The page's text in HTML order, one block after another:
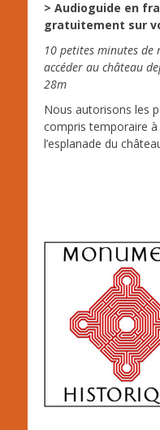
> Audioguide en
gratuitement sur
10 petites minutes de
accéder au château
28m
Nous autorisons les
compris temporaire à
l’esplanade du